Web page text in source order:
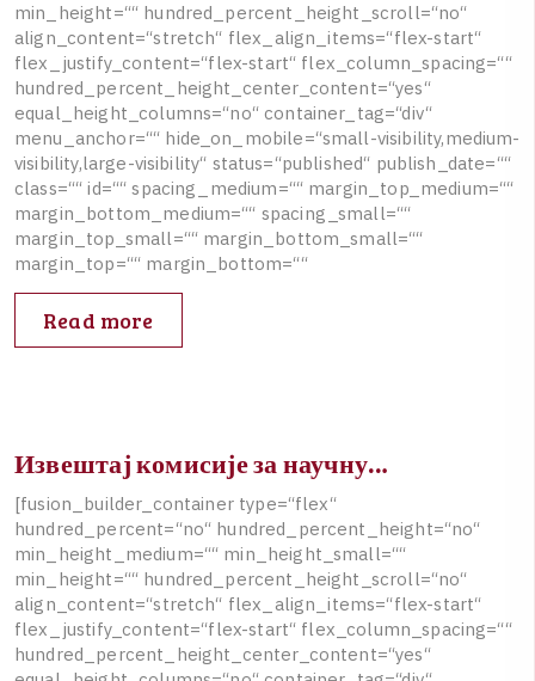
min height=““ hundred percent height scroll=“no“
align content=“stretch“ flex align _items=“flex-start“
flex justify_ content=“flex-start“ flex column _spacing=““
hundred percent height center_ content=“yes“
equal_ height columns=“no“ container_ tag=“div“
menu anchor=““ hide_on mobile=“small-visibility,medium-
visibility,large-visibility“ status=“published“ publish date=““
class=““ id=““ spacing medium=““ margin top_ medium=““
margin bottom medium=““ spacing small=““
margin top small=““ margin bottom _small=““
margin top=““ margin bottom=““
Read more
Извештај комисије за научну…
[fusion builder_ container type=“flex“
hundred percent=“no“ hundred percent height=“no“
min height medium=““ min height small=““
min height=““ hundred percent height scroll=“no“
align content=“stretch“ flex align _items=“flex-start“
flex justify_ content=“flex-start“ flex column _spacing=““
hundred percent height center_ content=“yes“